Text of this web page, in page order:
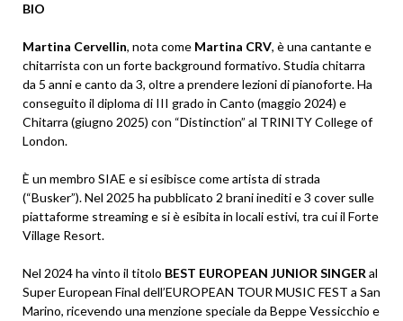
BIO
Martina Cervellin, nota come Martina CRV, è una cantante e
chitarrista con un forte background formativo. Studia chitarra
da 5 anni e canto da 3, oltre a prendere lezioni di pianoforte. Ha
conseguito il diploma di III grado in Canto (maggio 2024) e
Chitarra (giugno 2025) con “Distinction” al TRINITY College of
London.
È un membro SIAE e si esibisce come artista di strada
(“Busker”). Nel 2025 ha pubblicato 2 brani inediti e 3 cover sulle
piattaforme streaming e si è esibita in locali estivi, tra cui il Forte
Village Resort.
Nel 2024 ha vinto il titolo BEST EUROPEAN JUNIOR SINGER al
Super European Final dell’EUROPEAN TOUR MUSIC FEST a San
Marino, ricevendo una menzione speciale da Beppe Vessicchio e